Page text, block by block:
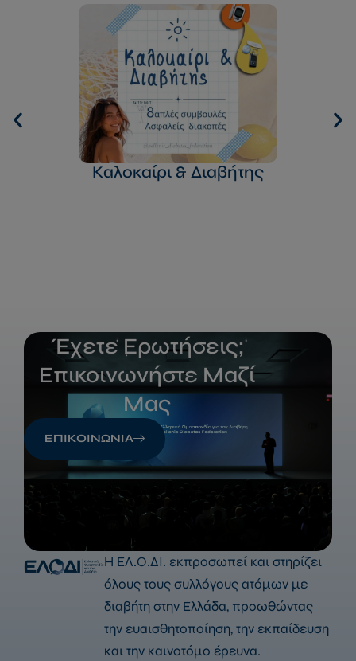
Καλοκαίρι & Διαβήτης
Έχετε Ερωτήσεις;
Επικοινωνήστε Μαζί
Μας
ΕΠΙΚΟΙΝΩΝΙΑ
Η ΕΛ.Ο.ΔΙ. εκπροσωπεί και στηρίζει
όλους τους συλλόγους ατόμων με
διαβήτη στην Ελλάδα, προωθώντας
την ευαισθητοποίηση, την εκπαίδευση
και την καινοτόμο έρευνα.